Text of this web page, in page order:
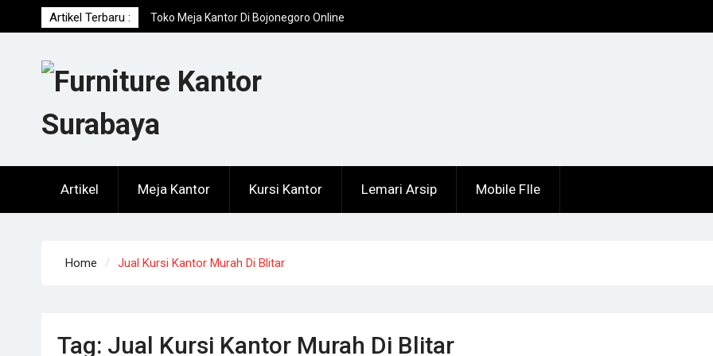
to
Artikel Terbaru :
Toko Meja Kantor Di Bojonegoro Online
Terpercaya
Terpercaya
Agen Meja Kantor Di Lumajang Online
Artikel Meja Kantor Kursi Kantor Lemari Arsip Mobile FIle
Home Jual Kursi Kantor Murah Di Blitar
Tag: Jual Kursi Kantor Murah Di Blitar